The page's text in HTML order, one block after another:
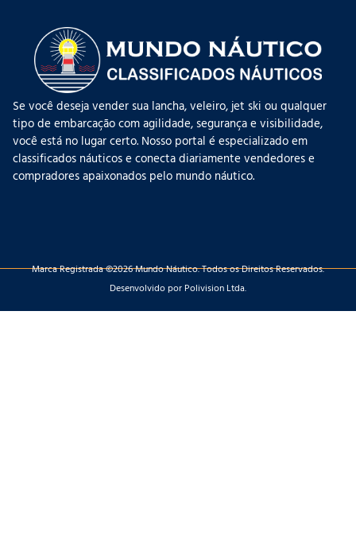
Se você deseja vender sua lancha, veleiro, jet ski ou qualquer
tipo de embarcação com agilidade, segurança e visibilidade,
você está no lugar certo. Nosso portal é especializado em
classificados náuticos e conecta diariamente vendedores e
compradores apaixonados pelo mundo náutico.
Marca Registrada ©2026 Mundo Náutico. Todos os Direitos Reservados.
Desenvolvido por Polivision Ltda.